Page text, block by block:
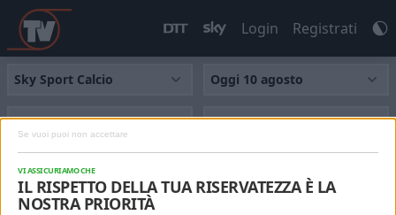
IL RISPETTO DELLA TUA RISERVATEZZA È LA
NOSTRA PRIORITÀ
Login Registrati
TUTTI NEWS